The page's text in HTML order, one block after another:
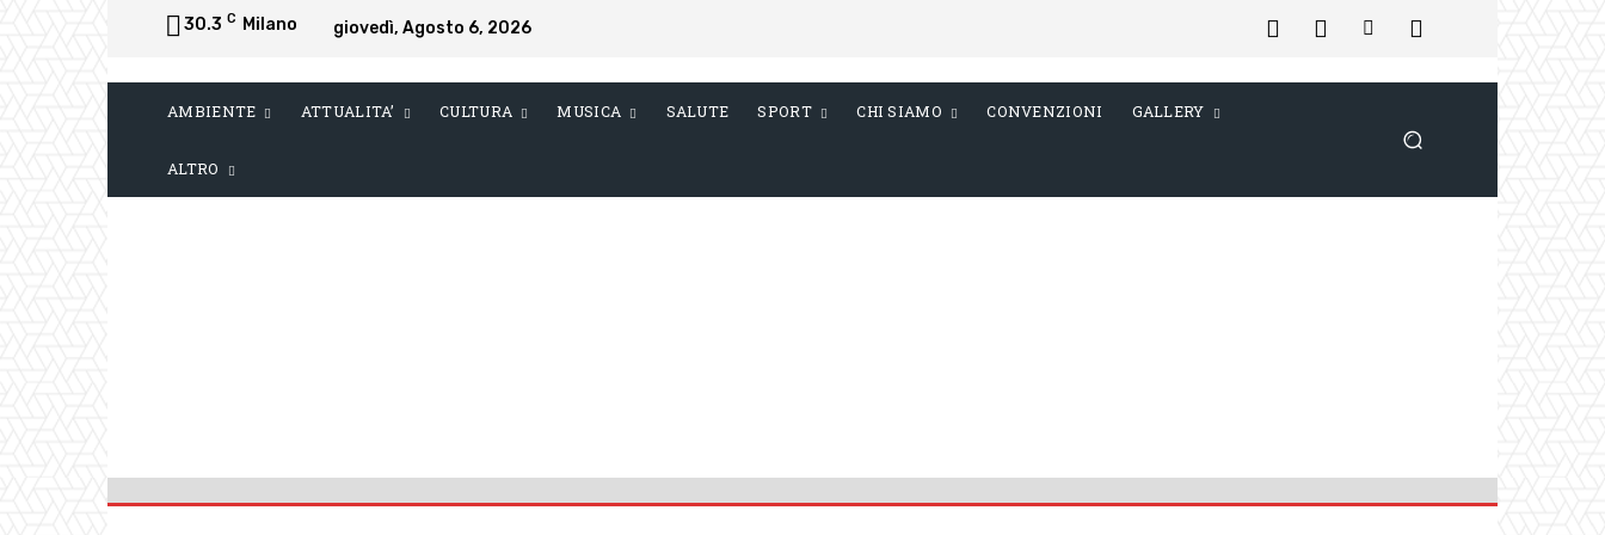
30.3 C Milano giovedì, Agosto 6, 2026
AMBIENTE ATTUALITA’ CULTURA MUSICA SALUTE SPORT CHI SIAMO CONVENZIONI GALLERY
ALTRO